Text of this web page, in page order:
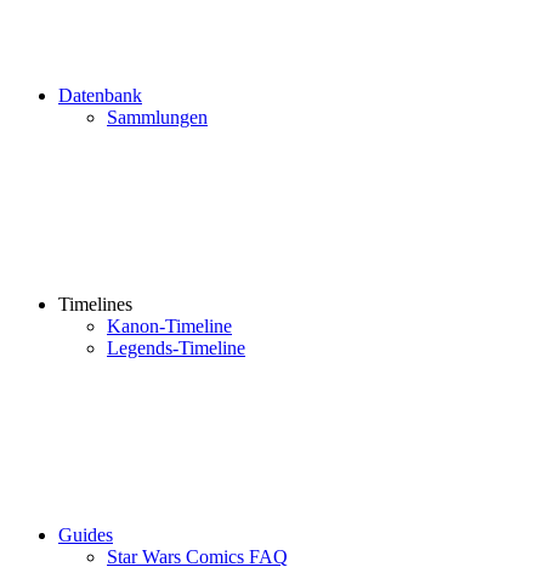
Datenbank
Sammlungen
Timelines
Kanon-Timeline
Legends-Timeline
Guides
Star Wars Comics FAQ